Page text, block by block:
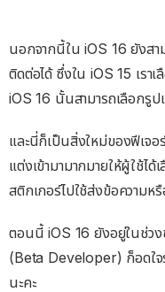
นอกจากนี้ใน iOS 16 ยังส
ติดต่อได้ ซึ่งใน iOS 15 เรา
iOS 16 นั้นสามารถเลือกรู
และนี่ก็เป็นสิ่งใหม่ของฟีเจ
แต่งเข้ามามากมายให้ผู้ใช้ไ
สติกเกอร์ไปใช้ส่งข้อความ
ตอนนี้ iOS 16 ยังอยู่ในช่ว
(Beta Developer) ก็อดใจ
นะคะ